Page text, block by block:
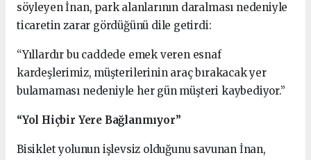
söyleyen İnan, park alanlarının daralması nedeniyle
ticaretin zarar gördüğünü dile getirdi:
“Yıllardır bu caddede emek veren esnaf
kardeşlerimiz, müşterilerinin araç bırakacak yer
bulamaması nedeniyle her gün müşteri kaybediyor.”
“Yol Hiçbir Yere Bağlanmıyor”
Bisiklet yolunun işlevsiz olduğunu savunan İnan,